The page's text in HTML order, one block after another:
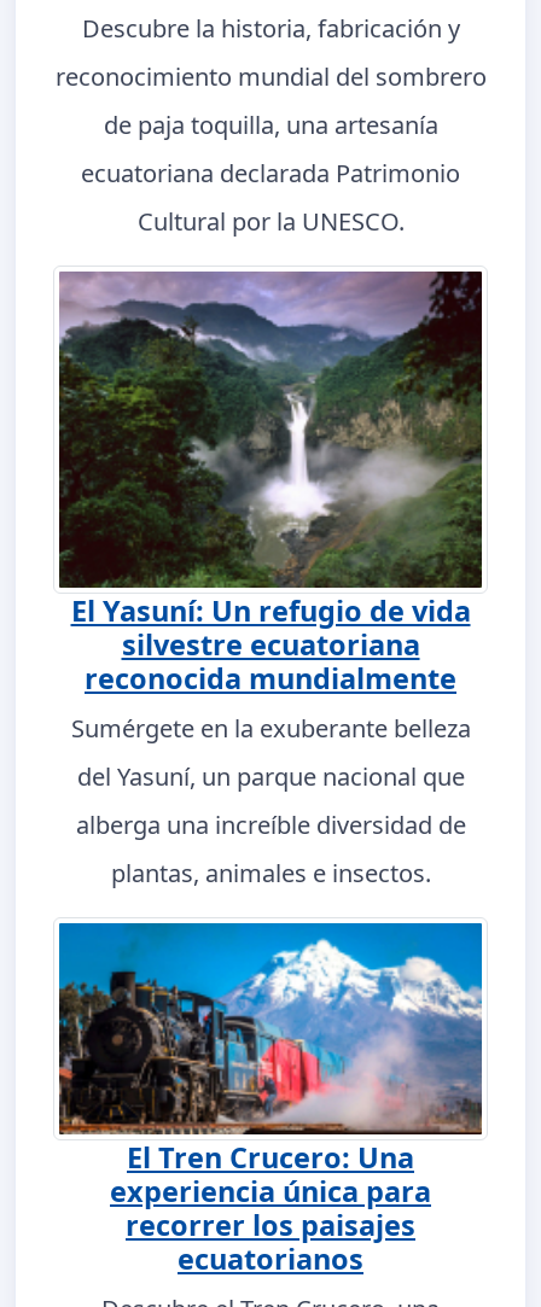
Descubre la historia, fabricación y
reconocimiento mundial del sombrero
de paja toquilla, una artesanía
ecuatoriana declarada Patrimonio
Cultural por la UNESCO.
El Yasuní: Un refugio de vida
silvestre ecuatoriana
reconocida mundialmente
Sumérgete en la exuberante belleza
del Yasuní, un parque nacional que
alberga una increíble diversidad de
plantas, animales e insectos.
El Tren Crucero: Una
experiencia única para
recorrer los paisajes
ecuatorianos